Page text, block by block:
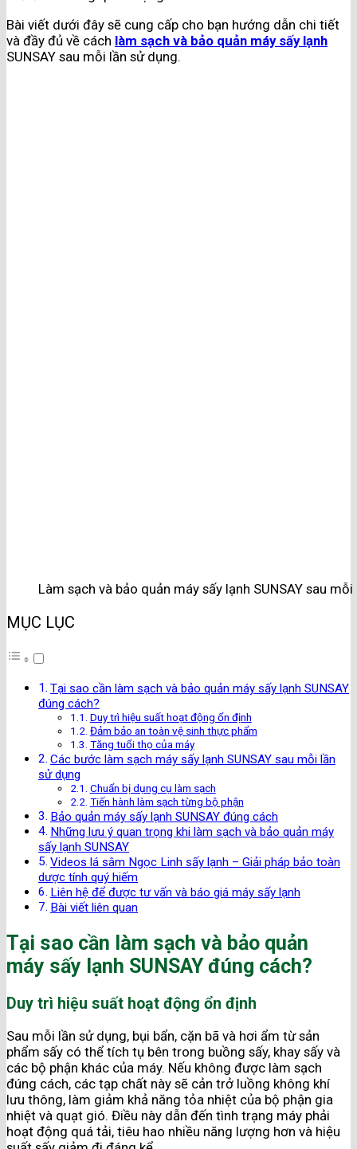
Bài viết dưới đây sẽ cung cấp cho bạn hướng dẫn chi tiết
và đầy đủ về cách làm sạch và bảo quản máy sấy lạnh
SUNSAY sau mỗi lần sử dụng.
Làm sạch và bảo quản máy sấy lạnh SUNSAY sau
MỤC LỤC
Tại sao cần làm sạch và bảo quản máy sấy lạnh SUNSAY
đúng cách?
Duy trì hiệu suất hoạt động ổn định
Đảm bảo an toàn vệ sinh thực phẩm
Tăng tuổi thọ của máy
Các bước làm sạch máy sấy lạnh SUNSAY sau mỗi lần
sử dụng
Chuẩn bị dụng cụ làm sạch
Tiến hành làm sạch từng bộ phận
Bảo quản máy sấy lạnh SUNSAY đúng cách
Những lưu ý quan trọng khi làm sạch và bảo quản máy
sấy lạnh SUNSAY
Videos lá sâm Ngọc Linh sấy lạnh – Giải pháp bảo toàn
dược tính quý hiếm
Liên hệ để được tư vấn và báo giá máy sấy lạnh
Bài viết liên quan
Tại sao cần làm sạch và bảo quản
máy sấy lạnh SUNSAY đúng cách?
Duy trì hiệu suất hoạt động ổn định
Sau mỗi lần sử dụng, bụi bẩn, cặn bã và hơi ẩm từ sản
phẩm sấy có thể tích tụ bên trong buồng sấy, khay sấy và
các bộ phận khác của máy. Nếu không được làm sạch
đúng cách, các tạp chất này sẽ cản trở luồng không khí
lưu thông, làm giảm khả năng tỏa nhiệt của bộ phận gia
nhiệt và quạt gió. Điều này dẫn đến tình trạng máy phải
hoạt động quá tải, tiêu hao nhiều năng lượng hơn và hiệu